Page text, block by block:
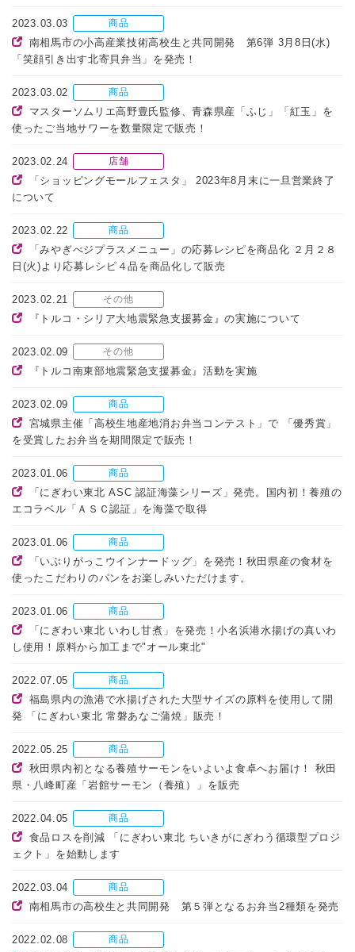
2023.03.03 商品
南相馬市の小高産業技術高校生と共同開発 第6弾 3月8日(水)
「笑顔引き出す北寄貝弁当」を発売！
2023.03.02 商品
マスターソムリエ高野豊氏監修、青森県産「ふじ」「紅玉」を
使ったご当地サワーを数量限定で販売！
2023.02.24 店舗
「ショッピングモールフェスタ」 2023年8月末に一旦営業終了
について
2023.02.22 商品
「みやぎべジプラスメニュー」の応募レシピを商品化 ２月２８
日(火)より応募レシピ４品を商品化して販売
2023.02.21 その他
『トルコ・シリア大地震緊急支援募金』の実施について
2023.02.09 その他
『トルコ南東部地震緊急支援募金』活動を実施
2023.02.09 商品
宮城県主催「高校生地産地消お弁当コンテスト」で 「優秀賞」
を受賞したお弁当を期間限定で販売！
2023.01.06 商品
「にぎわい東北 ASC 認証海藻シリーズ」発売。国内初！養殖の
エコラベル「ＡＳＣ認証」を海藻で取得
2023.01.06 商品
「いぶりがっこウインナードッグ」を発売！秋田県産の食材を
使ったこだわりのパンをお楽しみいただけます。
2023.01.06 商品
「にぎわい東北 いわし甘煮」を発売！小名浜港水揚げの真いわ
し使用！原料から加工まで"オール東北"
2022.07.05 商品
福島県内の漁港で水揚げされた大型サイズの原料を使用して開
発 「にぎわい東北 常磐あなご蒲焼」販売！
2022.05.25 商品
秋田県内初となる養殖サーモンをいよいよ食卓へお届け！ 秋田
県・八峰町産「岩館サーモン（養殖）」を販売
2022.04.05 商品
食品ロスを削減 「にぎわい東北 ちいきがにぎわう循環型プロジ
ェクト」を始動します
2022.03.04 商品
南相馬市の高校生と共同開発 第５弾となるお弁当2種類を発売
2022.02.08 商品